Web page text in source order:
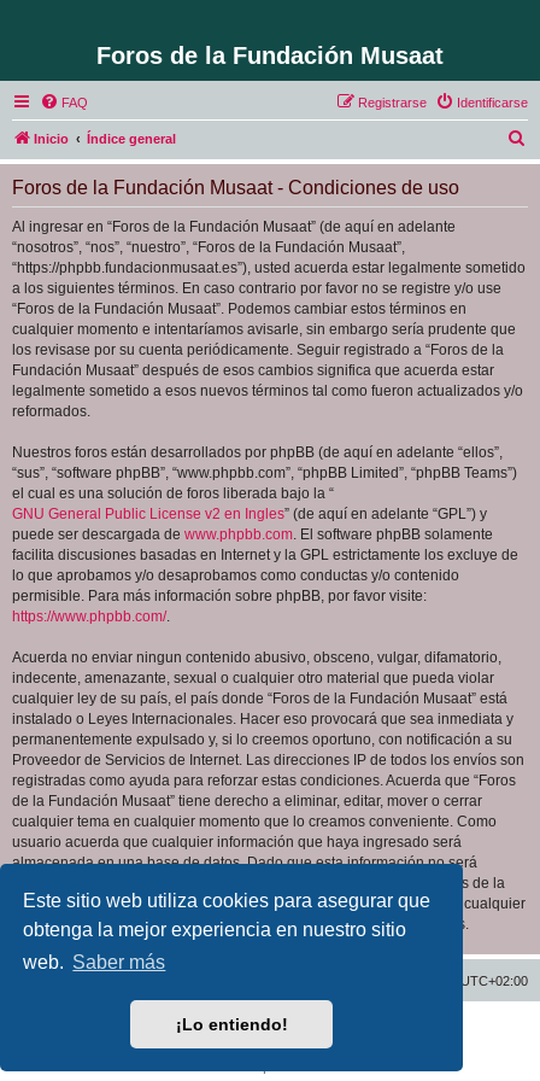
Este sitio web utiliza cookies para asegurar que
obtenga la mejor experiencia en nuestro sitio
web. Saber más
¡Lo entiendo!
Foros de la Fundación Musaat
FAQ Identificarse
Registrarse
Inicio Índice general
u
Foros de la Fundación Musaat - Condiciones de uso
Al ingresar en “Foros de la Fundación Musaat” (de aquí en adelante
“nosotros”, “nos”, “nuestro”, “Foros de la Fundación Musaat”,
“https://phpbb.fundacionmusaat.es”), usted acuerda estar legalmente sometido
a los siguientes términos. En caso contrario por favor no se registre y/o use
“Foros de la Fundación Musaat”. Podemos cambiar estos términos en
cualquier momento e intentaríamos avisarle, sin embargo sería prudente que
los revisase por su cuenta periódicamente. Seguir registrado a “Foros de la
Fundación Musaat” después de esos cambios significa que acuerda estar
legalmente sometido a esos nuevos términos tal como fueron actualizados y/o
reformados.
Nuestros foros están desarrollados por phpBB (de aquí en adelante “ellos”,
“sus”, “software phpBB”, “www.phpbb.com”, “phpBB Limited”, “phpBB Teams”)
el cual es una solución de foros liberada bajo la “
GNU General Public License v2 en Ingles” (de aquí en adelante “GPL”) y
puede ser descargada de www.phpbb.com. El software phpBB solamente
facilita discusiones basadas en Internet y la GPL estrictamente los excluye de
lo que aprobamos y/o desaprobamos como conductas y/o contenido
permisible. Para más información sobre phpBB, por favor visite:
https://www.phpbb.com/.
Acuerda no enviar ningun contenido abusivo, obsceno, vulgar, difamatorio,
indecente, amenazante, sexual o cualquier otro material que pueda violar
cualquier ley de su país, el país donde “Foros de la Fundación Musaat” está
instalado o Leyes Internacionales. Hacer eso provocará que sea inmediata y
permanentemente expulsado y, si lo creemos oportuno, con notificación a su
Proveedor de Servicios de Internet. Las direcciones IP de todos los envíos son
registradas como ayuda para reforzar estas condiciones. Acuerda que “Foros
de la Fundación Musaat” tiene derecho a eliminar, editar, mover o cerrar
cualquier tema en cualquier momento que lo creamos conveniente. Como
usuario acuerda que cualquier información que haya ingresado será
almacenada en una base de datos. Dado que esta información no será
compartida con ninguna tercera parte sin su consentimiento, ni “Foros de la
Fundación Musaat” ni phpBB podrán considerarse responsables por cualquier
intento de hacking que conlleve a que los datos sean comprometidos.
UTC+02:00
Desarrollado porphpBB® Forum Software © phpBB Limited
phpBB España